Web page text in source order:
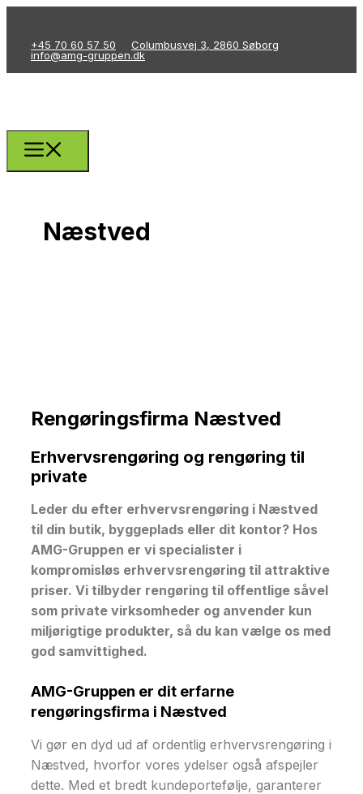
+45 70 60 57 50
Columbusvej 3, 2860 Søborg
info@amg-gruppen.dk
Næstved
Rengøringsfirma Næstved​
Erhvervsrengøring og rengøring til
private
Leder du efter erhvervsrengøring i Næstved
til din butik, byggeplads eller dit kontor? Hos
AMG-Gruppen er vi specialister i
kompromisløs erhvervsrengøring til attraktive
priser. Vi tilbyder rengøring til offentlige såvel
som private virksomheder og anvender kun
miljørigtige produkter, så du kan vælge os med
god samvittighed.
AMG-Gruppen er dit erfarne
rengøringsfirma i Næstved
Vi gør en dyd ud af ordentlig erhvervsrengøring i
Næstved, hvorfor vores ydelser også afspejler
dette. Med et bredt kundeportefølje, garanterer